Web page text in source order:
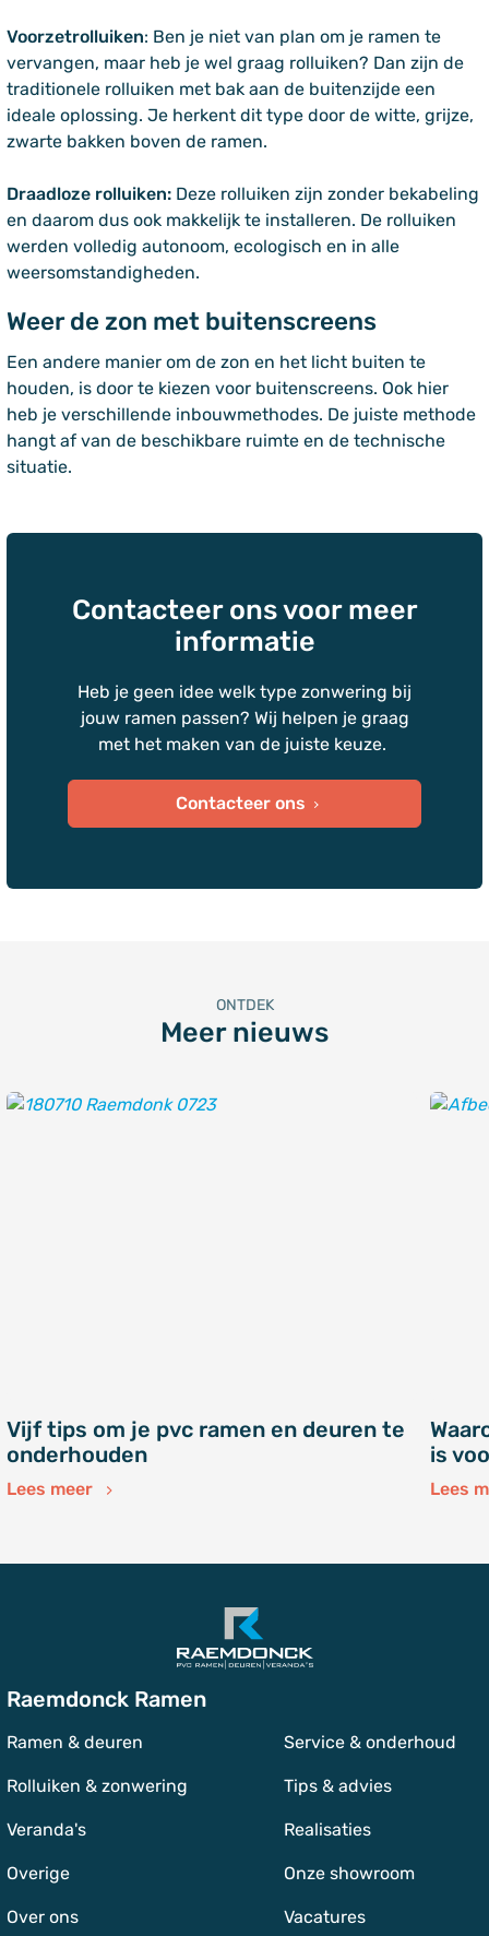
Voorzetrolluiken: Ben je niet van plan om je ramen te
vervangen, maar heb je wel graag rolluiken? Dan zijn de
traditionele rolluiken met bak aan de buitenzijde een
ideale oplossing. Je herkent dit type door de witte, grijze,
zwarte bakken boven de ramen.
Draadloze rolluiken: Deze rolluiken zijn zonder bekabeling
en daarom dus ook makkelijk te installeren. De rolluiken
werden volledig autonoom, ecologisch en in alle
weersomstandigheden.
Weer de zon met buitenscreens
Een andere manier om de zon en het licht buiten te
houden, is door te kiezen voor buitenscreens. Ook hier
heb je verschillende inbouwmethodes. De juiste methode
hangt af van de beschikbare ruimte en de technische
situatie.
Contacteer ons voor meer
informatie
Heb je geen idee welk type zonwering bij
jouw ramen passen? Wij helpen je graag
met het maken van de juiste keuze.
Contacteer ons
ONTDEK
Meer nieuws
Vijf tips om je pvc ramen en deuren te
onderhouden
Lees meer
is
Lees
Raemdonck Ramen
Ramen & deuren
Rolluiken & zonwering
Veranda's
Overige
Over ons
Service & onderhoud
Tips & advies
Realisaties
Onze showroom
Vacatures